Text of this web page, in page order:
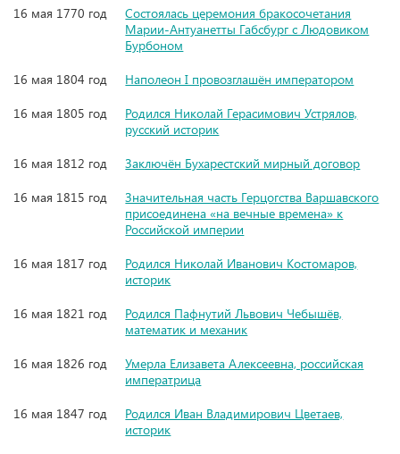
16 мая 1770 год
Состоялась церемония бракосочетания
Марии-Антуанетты Габсбург с Людовиком
Бурбоном
16 мая 1804 год
Наполеон I провозглашён императором
16 мая 1805 год
Родился Николай Герасимович Устрялов,
русский историк
16 мая 1812 год
Заключён Бухарестский мирный договор
16 мая 1815 год
Значительная часть Герцогства Варшавского
присоединена «на вечные времена» к
Российской империи
16 мая 1817 год
Родился Николай Иванович Костомаров,
историк
16 мая 1821 год
Родился Пафнутий Львович Чебышёв,
математик и механик
16 мая 1826 год
Умерла Елизавета Алексеевна, российская
императрица
16 мая 1847 год
Родился Иван Владимирович Цветаев,
историк